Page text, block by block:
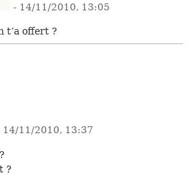
- 14/11/2010, 13:05
t’a offert ?
14/11/2010, 13:37
?